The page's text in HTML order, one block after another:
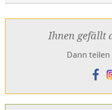
Ihnen gefällt
Dann